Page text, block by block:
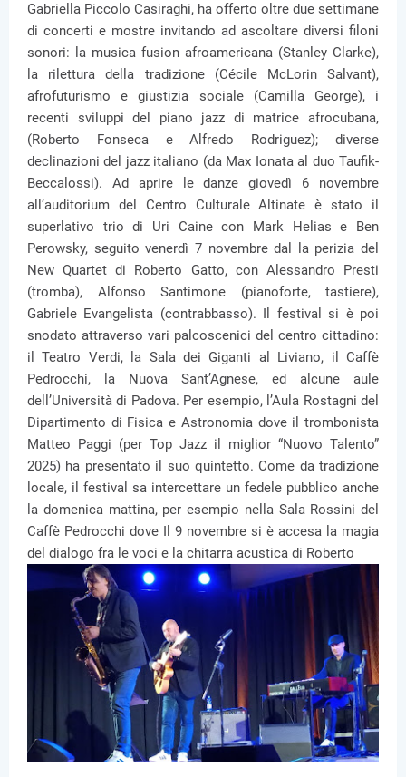
Gabriella Piccolo Casiraghi, ha offerto oltre due settimane
di concerti e mostre invitando ad ascoltare diversi filoni
sonori: la musica fusion afroamericana (Stanley Clarke),
la rilettura della tradizione (Cécile McLorin Salvant),
afrofuturismo e giustizia sociale (Camilla George), i
recenti sviluppi del piano jazz di matrice afrocubana,
(Roberto Fonseca e Alfredo Rodriguez); diverse
declinazioni del jazz italiano (da Max Ionata al duo Taufik-
Beccalossi). Ad aprire le danze giovedì 6 novembre
all’auditorium del Centro Culturale Altinate è stato il
superlativo trio di Uri Caine con Mark Helias e Ben
Perowsky, seguito venerdì 7 novembre dal la perizia del
New Quartet di Roberto Gatto, con Alessandro Presti
(tromba), Alfonso Santimone (pianoforte, tastiere),
Gabriele Evangelista (contrabbasso). Il festival si è poi
snodato attraverso vari palcoscenici del centro cittadino:
il Teatro Verdi, la Sala dei Giganti al Liviano, il Caffè
Pedrocchi, la Nuova Sant’Agnese, ed alcune aule
dell’Università di Padova. Per esempio, l’Aula Rostagni del
Dipartimento di Fisica e Astronomia dove il trombonista
Matteo Paggi (per Top Jazz il miglior “Nuovo Talento”
2025) ha presentato il suo quintetto. Come da tradizione
locale, il festival sa intercettare un fedele pubblico anche
la domenica mattina, per esempio nella Sala Rossini del
Caffè Pedrocchi dove Il 9 novembre si è accesa la magia
del dialogo fra le voci e la chitarra acustica di Roberto